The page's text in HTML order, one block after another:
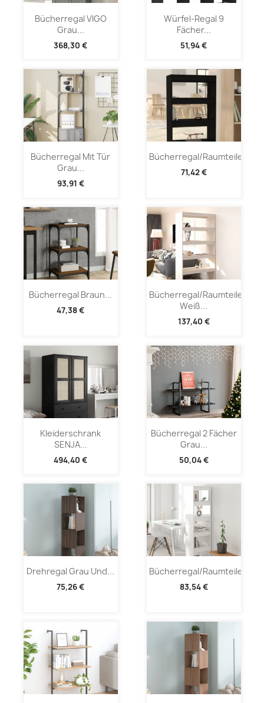
Bücherregal VIGO
Grau...
368,30 €
Würfel-Regal 9
Fächer...
51,94 €
Bücherregal Mit Tür
Grau...
93,91 €
Bücherregal/Raumteiler...
71,42 €
Bücherregal Braun...
47,38 €
Bücherregal/Raumteiler
Weiß...
137,40 €
Kleiderschrank
SENJA...
494,40 €
Bücherregal 2 Fächer
Grau...
50,04 €
Drehregal Grau Und...
75,26 €
Bücherregal/Raumteiler...
83,54 €